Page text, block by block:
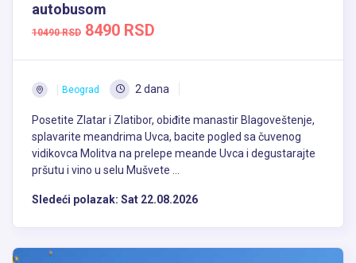
autobusom
10490 RSD 8490 RSD
Beograd 2 dana
Posetite Zlatar i Zlatibor, obiđite manastir Blagoveštenje,
splavarite meandrima Uvca, bacite pogled sa čuvenog
vidikovca Molitva na prelepe meande Uvca i degustarajte
pršutu i vino u selu Mušvete ...
Sledeći polazak: Sat 22.08.2026